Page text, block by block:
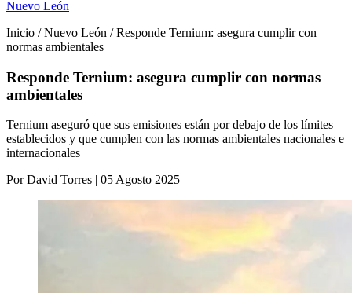
Nuevo León
Inicio / Nuevo León / Responde Ternium: asegura cumplir con
normas ambientales
Responde Ternium: asegura cumplir con normas
ambientales
Ternium aseguró que sus emisiones están por debajo de los límites
establecidos y que cumplen con las normas ambientales nacionales e
internacionales
Por David Torres | 05 Agosto 2025